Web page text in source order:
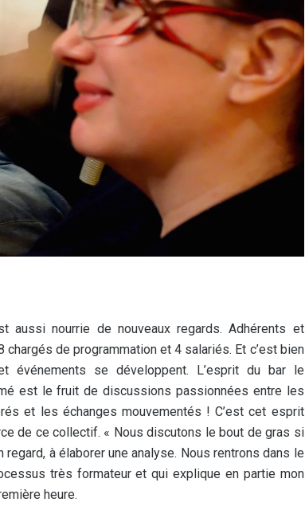
aussi nourrie de nouveaux regards. Adhérents et
de programmation et 4 salariés. Et c’est bien
événements se développent. L’esprit du bar le
est le fruit de discussions passionnées entre les
et les échanges mouvementés ! C’est cet esprit
de ce collectif. « Nous discutons le bout de gras si
à élaborer une analyse. Nous rentrons dans le
très formateur et qui explique en partie mon
heure.